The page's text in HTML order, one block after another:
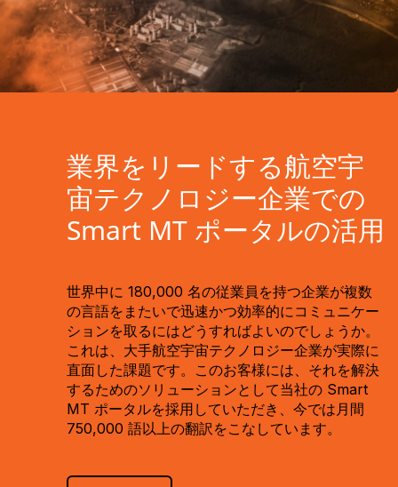
業界をリードする航空宇
宙テクノロジー企業での
Smart MT ポータルの活用
世界中に 180,000 名の従業員を持つ企業が複数
の言語をまたいで迅速かつ効率的にコミュニケー
ションを取るにはどうすればよいのでしょうか。
これは、大手航空宇宙テクノロジー企業が実際に
直面した課題です。このお客様には、それを解決
するためのソリューションとして当社の Smart
MT ポータルを採用していただき、今では月間
750,000 語以上の翻訳をこなしています。